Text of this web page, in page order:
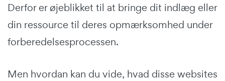
Derfor er øjeblikket til at bringe dit indlæg eller
din ressource til deres opmærksomhed under
forberedelsesprocessen.
Men hvordan kan du vide, hvad disse websites